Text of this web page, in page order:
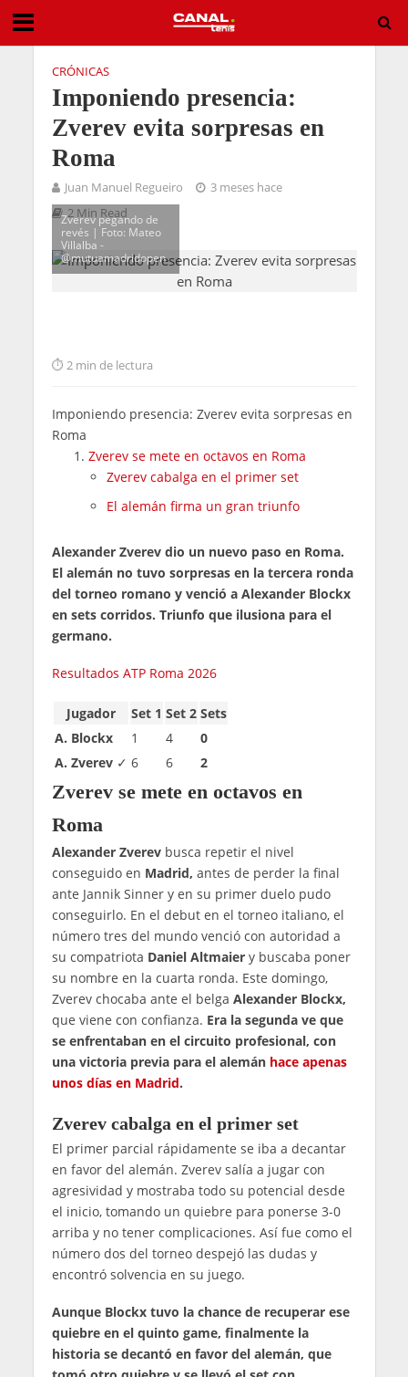
CRÓNICAS
Imponiendo presencia:
Zverev evita sorpresas en
Roma
Juan Manuel Regueiro
3 meses hace
2 Min Read
Zverev pegando de
revés | Foto: Mateo
Villalba -
@mutuamadridopen
2 min de lectura
Imponiendo presencia: Zverev evita sorpresas en
Roma
Zverev se mete en octavos en Roma
Zverev cabalga en el primer set
El alemán firma un gran triunfo
Alexander Zverev dio un nuevo paso en Roma.
El alemán no tuvo sorpresas en la tercera ronda
del torneo romano y venció a Alexander Blockx
en sets corridos. Triunfo que ilusiona para el
germano.
Resultados ATP Roma 2026
Jugador Set 1 Set 2 Sets
A. Blockx
1 4
0
A. Zverev✓ 6 6 2
Zverev se mete en octavos en
Roma
Alexander Zverevbusca repetir el nivel
conseguido en Madrid, antes de perder la final
ante Jannik Sinner y en su primer duelo pudo
conseguirlo. En el debut en el torneo italiano, el
número tres del mundo venció con autoridad a
su compatriota Daniel Altmaiery buscaba poner
su nombre en la cuarta ronda. Este domingo,
Zverev chocaba ante el belga Alexander Blockx,
que viene con confianza. Era la segunda ve que
se enfrentaban en el circuito profesional, con
una victoria previa para el alemán hace apenas
unos días en Madrid.
Zverev cabalga en el primer set
El primer parcial rápidamente se iba a decantar
en favor del alemán. Zverev salía a jugar con
agresividad y mostraba todo su potencial desde
el inicio, tomando un quiebre para ponerse 3-0
arriba y no tener complicaciones. Así fue como el
número dos del torneo despejó las dudas y
encontró solvencia en su juego.
Aunque Blockx tuvo la chance de recuperar ese
quiebre en el quinto game, finalmente la
historia se decantó en favor del alemán, que